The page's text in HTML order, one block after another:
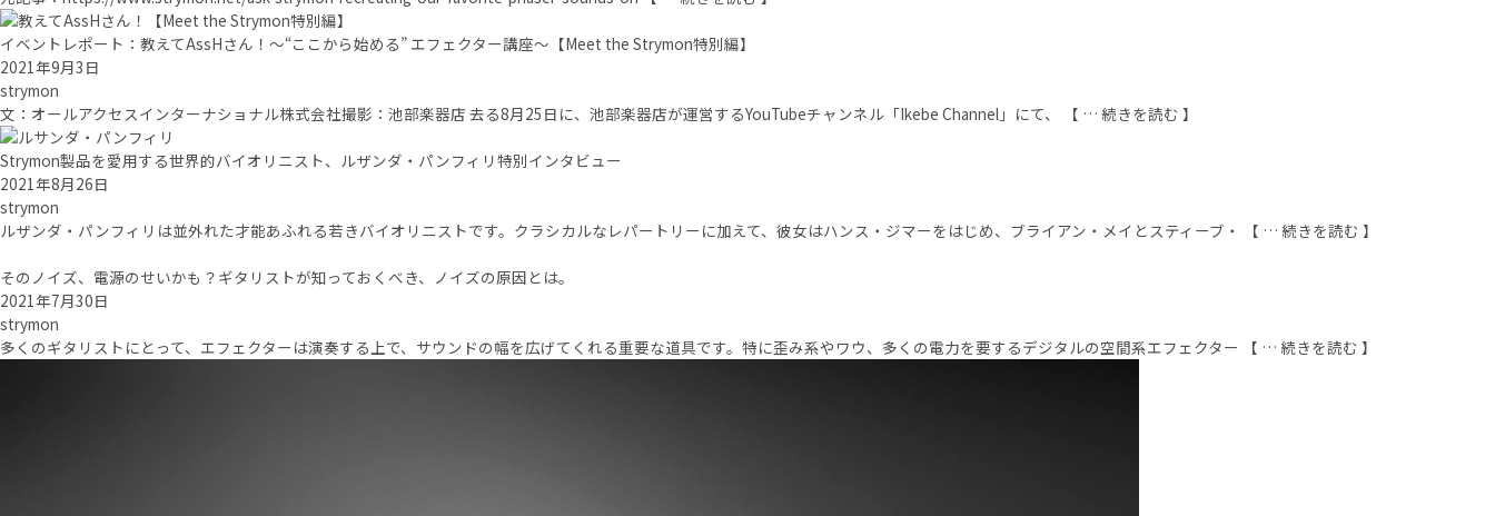
イベントレポート：教えてAssHさん！～“ここから始める” エフェクター講座～【Meet the Strymon特別編】
2021年9月3日
strymon
文：オールアクセスインターナショナル株式会社撮影：池部楽器店 去る8月25日に、池部楽器店が運営するYouTubeチャンネル「Ikebe Channel」にて、 【 … 続きを読む 】
Strymon製品を愛用する世界的バイオリニスト、ルザンダ・パンフィリ特別インタビュー
2021年8月26日
strymon
ルザンダ・パンフィリは並外れた才能あふれる若きバイオリニストです。クラシカルなレパートリーに加えて、彼女はハンス・ジマーをはじめ、ブライアン・メイとスティーブ・ 【 … 続きを読む 】
そのノイズ、電源のせいかも？ギタリストが知っておくべき、ノイズの原因とは。
2021年7月30日
strymon
多くのギタリストにとって、エフェクターは演奏する上で、サウンドの幅を広げてくれる重要な道具です。特に歪み系やワウ、多くの電力を要するデジタルの空間系エフェクター 【 … 続きを読む 】